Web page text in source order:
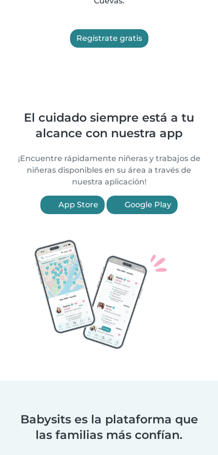
Regístrate gratis
El cuidado siempre está a tu
alcance con nuestra app
¡Encuentre rápidamente niñeras y trabajos de
niñeras disponibles en su área a través de
nuestra aplicación!
App Store Google Play
Babysits es la plataforma que
las familias más confían.